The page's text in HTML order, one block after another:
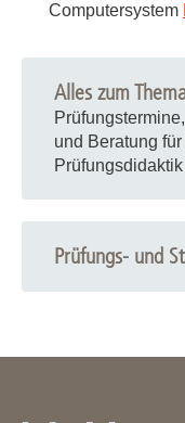
Computersystem
Alles zum
und Beratung
Prüfungsdidaktik
Prüfungs- und